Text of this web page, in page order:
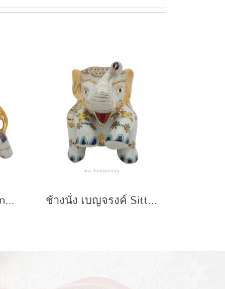
Africa Elephant | Benjarong ช้างนั่ง เบญจรงค์ Sitting Elephant | Benjarong